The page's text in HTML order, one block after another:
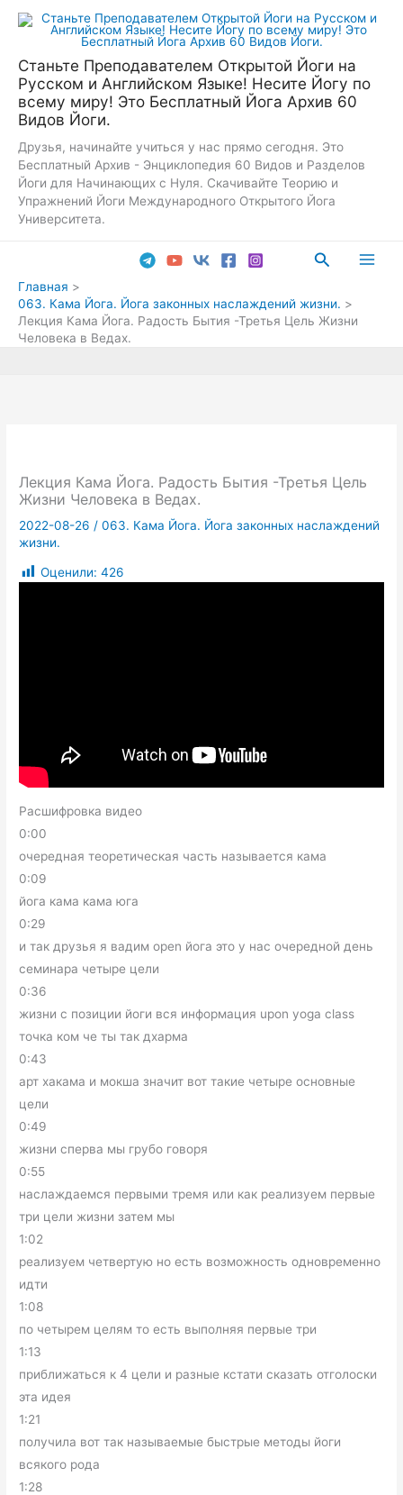
Перейти
Станьте Преподавателем Открытой Йоги на
Русском и Английском Языке! Несите Йогу по
всему миру! Это Бесплатный Йога Архив 60
Видов Йоги.
Друзья, начинайте учиться у нас прямо сегодня. Это
Бесплатный Архив - Энциклопедия 60 Видов и Разделов
Йоги для Начинающих с Нуля. Скачивайте Теорию и
Упражнений Йоги Международного Открытого Йога
Университета.
Поиск
Главная
063. Кама Йога. Йога законных наслаждений жизни.
Лекция Кама Йога. Радость Бытия -Третья Цель Жизни
Человека в Ведах.
Лекция Кама Йога. Радость Бытия -Третья Цель
Жизни Человека в Ведах.
2022-08-26 /063. Кама Йога. Йога законных наслаждений
жизни.
Оценили: 426
Расшифровка видео
0:00
очередная теоретическая часть называется кама
0:09
йога кама кама юга
0:29
и так друзья я вадим open йога это у нас очередной день
семинара четыре цели
0:36
жизни с позиции йоги вся информация upon yoga class
точка ком че ты так дхарма
0:43
арт хакама и мокша значит вот такие четыре основные
цели
0:49
жизни сперва мы грубо говоря
0:55
наслаждаемся первыми тремя или как реализуем первые
три цели жизни затем мы
1:02
реализуем четвертую но есть возможность одновременно
идти
1:08
по четырем целям то есть выполняя первые три
1:13
приближаться к 4 цели и разные кстати сказать отголоски
эта идея
1:21
получила вот так называемые быстрые методы йоги
всякого рода
1:28